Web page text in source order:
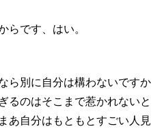
らです、はい。
ら別に自分は構わないですか
るのはそこまで惹かれないと
あ自分はもともとすごい人見